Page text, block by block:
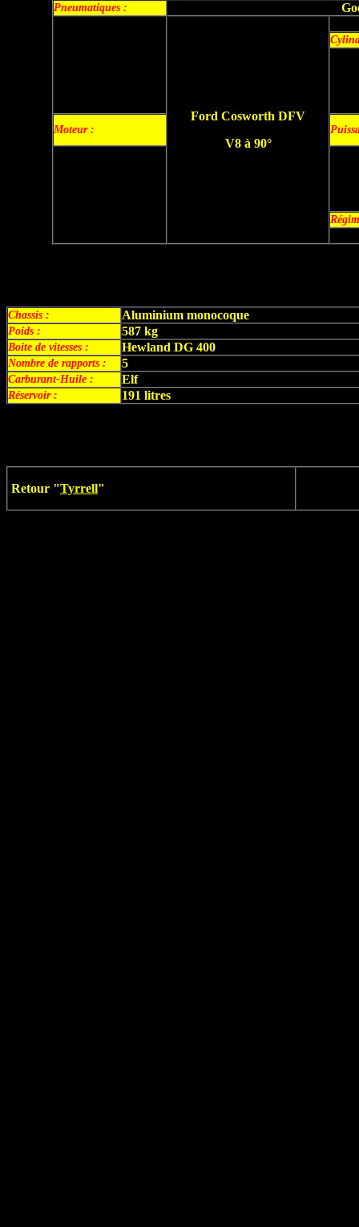
Pneumatiques :
Ford Cosworth DFV
V8 à 90°
Moteur:
Chassis : Aluminium monocoque
Poids : 587 kg
Boite de vitesses : Hewland DG 400
Nombre de rapports : 5
Carburant-Huile : Elf
Réservoir : 191 litres
Retour "Tyrrell"